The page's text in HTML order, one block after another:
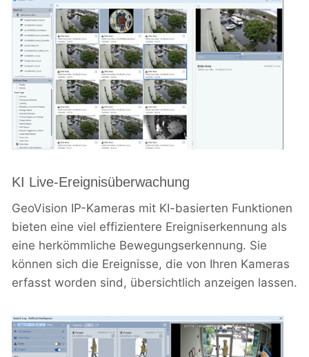
KI Live-Ereignisüberwachung
GeoVision IP-Kameras mit KI-basierten Funktionen
bieten eine viel effizientere Ereigniserkennung als
eine herkömmliche Bewegungserkennung. Sie
können sich die Ereignisse, die von Ihren Kameras
erfasst worden sind, übersichtlich anzeigen lassen.